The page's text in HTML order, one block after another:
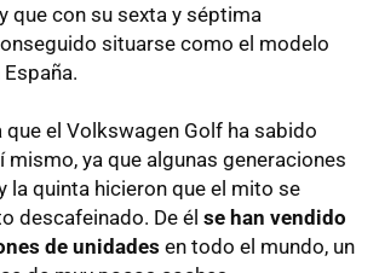
y que con su sexta y séptima
situarse como el modelo
el Volkswagen Golf ha sabido
mismo, ya que algunas generaciones
la quinta hicieron que el mito se
descafeinado. De él se han vendido
de unidades en todo el mundo, un